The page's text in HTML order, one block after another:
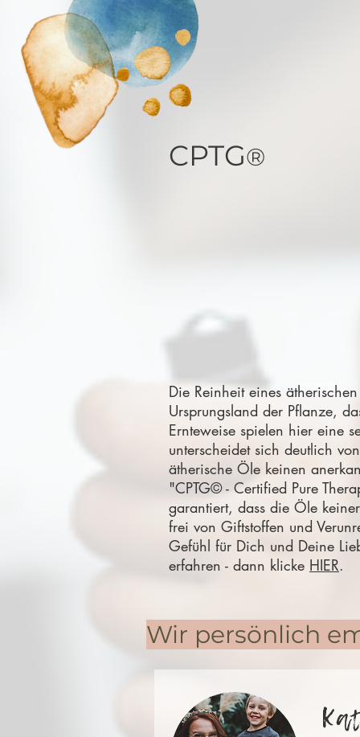
Die Reinheit eines
Ursprungsland der Pflanze,
Ernteweise spielen hier eine
unterscheidet sich deutlich
ätherische Öle keinen
"CPTG© - Certified Pure
garantiert, dass die Öle
frei von Giftstoffen und
Gefühl für Dich und Deine
erfahren - dann klicke HIER.
CPTG®
Wir persönlich